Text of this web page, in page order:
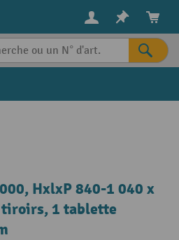
HxlxP 840-1 040 x
tiroirs, 1 tablette